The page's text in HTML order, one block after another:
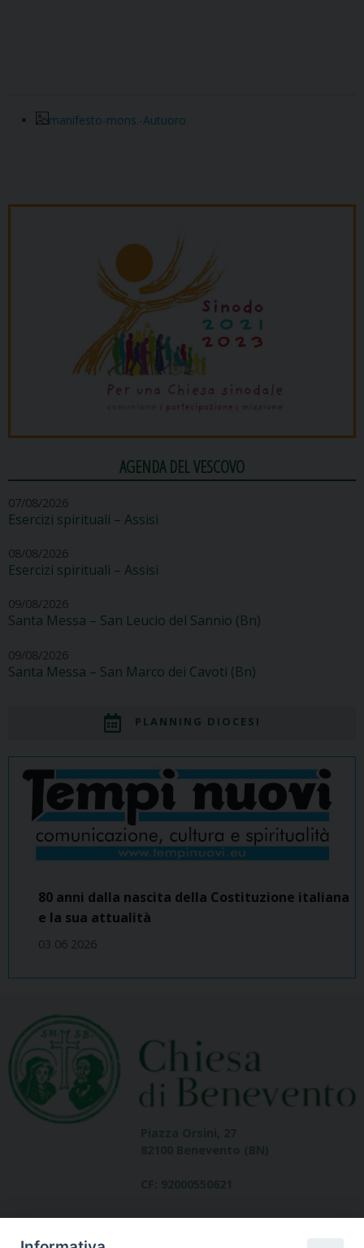
manifesto-mons.-Autuoro
AGENDA DEL VESCOVO
07/08/2026
Esercizi spirituali – Assisi
08/08/2026
Esercizi spirituali – Assisi
09/08/2026
Santa Messa – San Leucio del Sannio (Bn)
09/08/2026
Santa Messa – San Marco dei Cavoti (Bn)
PLANNING DIOCESI
80 anni dalla nascita della Costituzione italiana
e la sua attualità
03 06 2026